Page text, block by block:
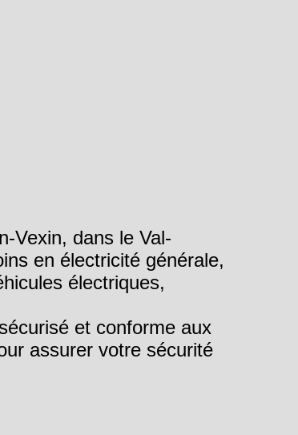
Vexin, dans le Val-
en électricité générale,
électriques,
et conforme aux
assurer votre sécurité